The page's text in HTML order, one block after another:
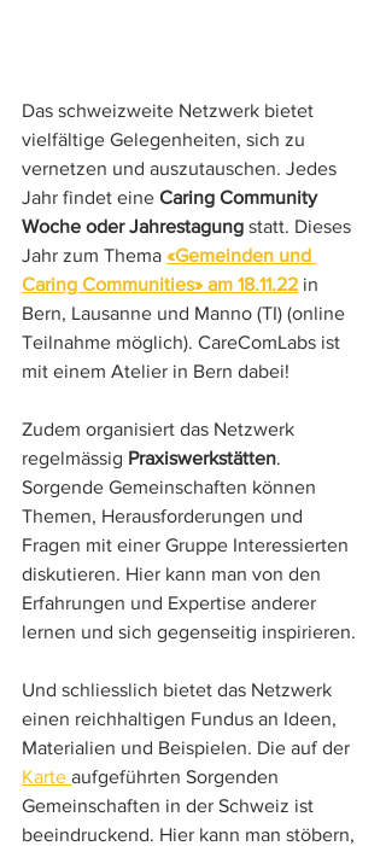
Das schweizweite Netzwerk bietet
vielfältige Gelegenheiten, sich zu
vernetzen und auszutauschen. Jedes
Jahr findet eine Caring Community
Woche oder Jahrestagung statt. Dieses
Jahr zum Thema «Gemeinden und
Caring Communities» am 18.11.22 in
Bern, Lausanne und Manno (TI) (online
Teilnahme möglich). CareComLabs ist
mit einem Atelier in Bern dabei!
Zudem organisiert das Netzwerk
regelmässig Praxiswerkstätten.
Sorgende Gemeinschaften können
Themen, Herausforderungen und
Fragen mit einer Gruppe Interessierten
diskutieren. Hier kann man von den
Erfahrungen und Expertise anderer
lernen und sich gegenseitig inspirieren.
Und schliesslich bietet das Netzwerk
einen reichhaltigen Fundus an Ideen,
Materialien und Beispielen. Die auf der
Karte aufgeführten Sorgenden
Gemeinschaften in der Schweiz ist
beeindruckend. Hier kann man stöbern,